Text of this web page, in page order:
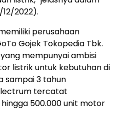
2022).
perusahaan
Gojek Tokopedia Tbk.
mempunyai ambisi
listrik untuk kebutuhan di
sampai 3 tahun
tercatat
500.000 unit motor